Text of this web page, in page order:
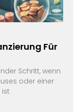
Für
Schritt, wenn
oder einer